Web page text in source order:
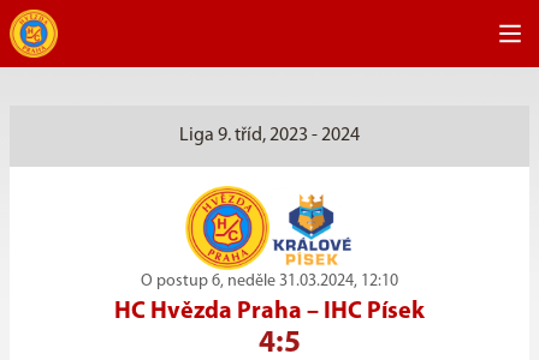
Liga 9. tříd, 2023 - 2024
O postup 6, neděle 31.03.2024, 12:10
HC Hvězda Praha – IHC Písek
4:5